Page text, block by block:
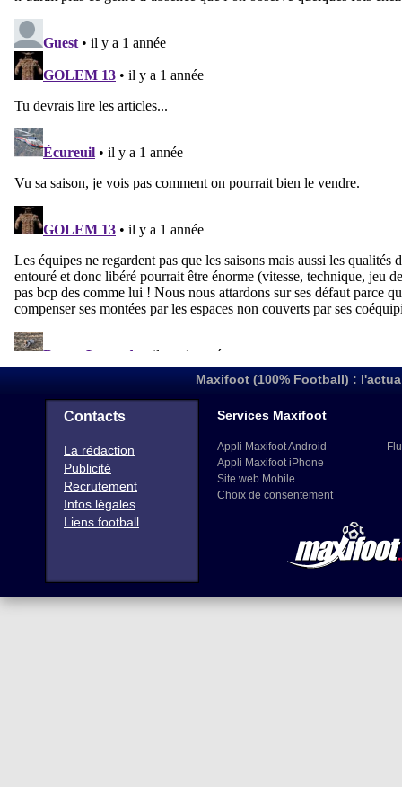
Maxifoot (100% Football) :
Contacts
La rédaction
Publicité
Recrutement
Infos légales
Liens football
Services Maxifoot
Appli Maxifoot Android
Appli Maxifoot iPhone
Site web Mobile
Choix de consentement